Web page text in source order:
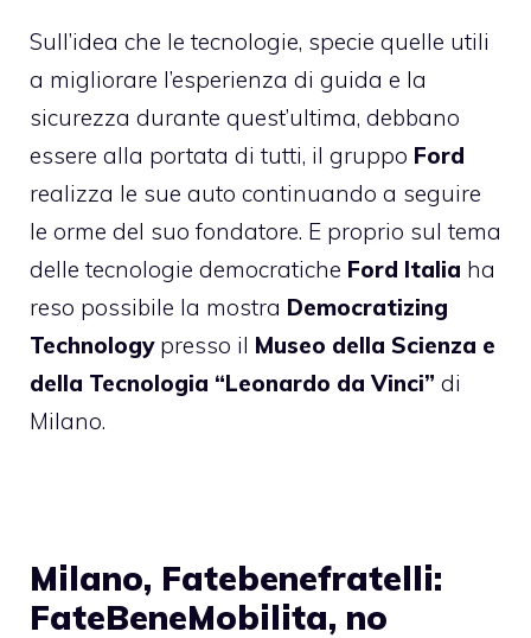
Sull’idea che le tecnologie, specie quelle utili
a migliorare l’esperienza di guida e la
sicurezza durante quest’ultima, debbano
essere alla portata di tutti, il gruppo Ford
realizza le sue auto continuando a seguire
le orme del suo fondatore. E proprio sul tema
delle tecnologie democratiche Ford Italia ha
reso possibile la mostra Democratizing
Technologypresso il Museo della Scienza e
della Tecnologia “Leonardo da Vinci” di
Milano.
Milano, Fatebenefratelli:
FateBeneMobilita, no